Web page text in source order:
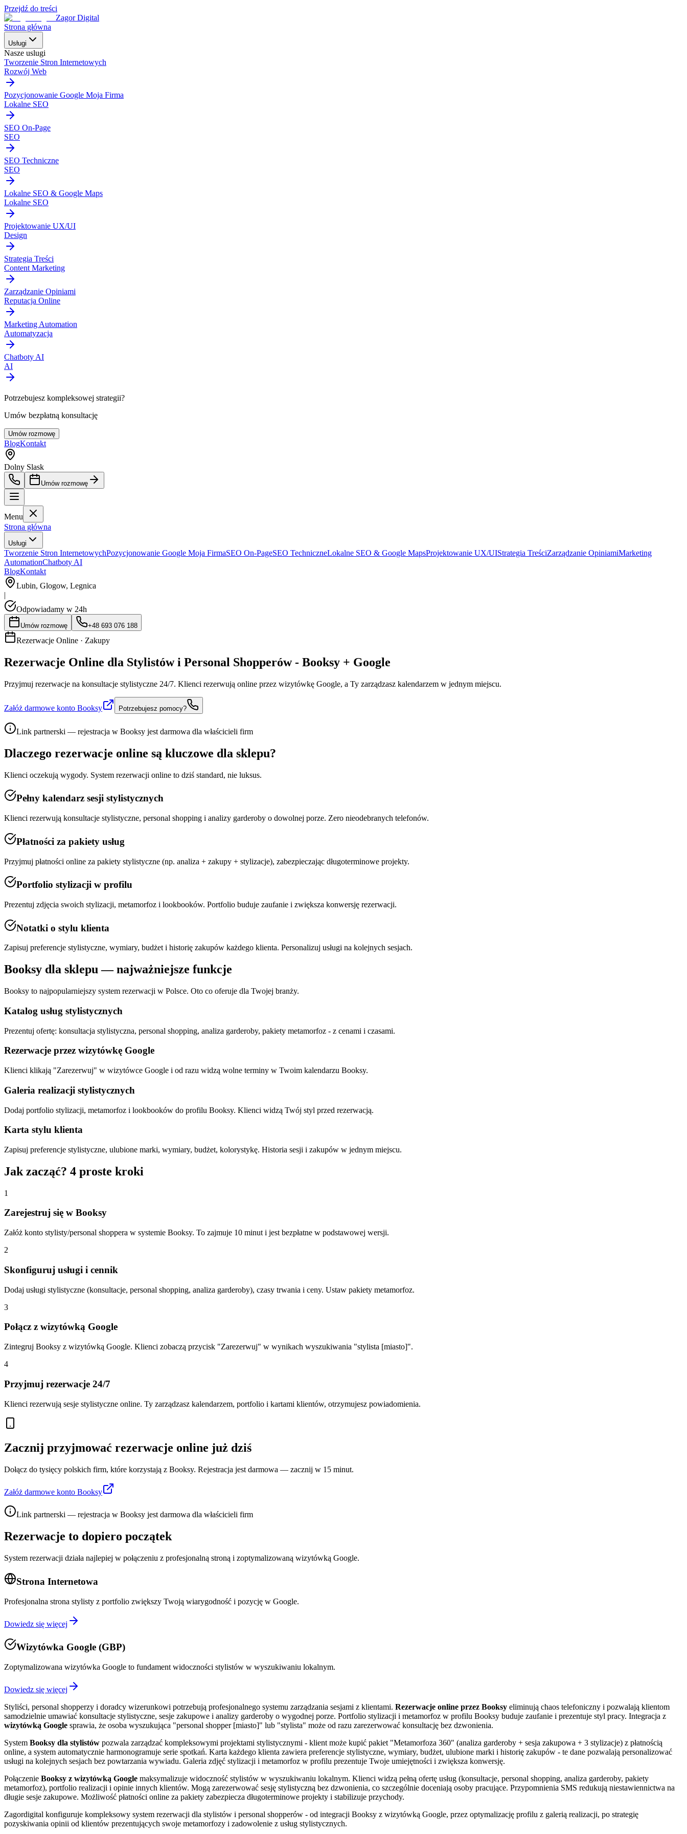
Przejdź do treści
Zagor Digital
Strona główna
Usługi
Nasze uslugi
Tworzenie Stron Internetowych
Rozwój Web
Pozycjonowanie Google Moja Firma
Lokalne SEO
SEO On-Page
SEO
SEO Techniczne
SEO
Lokalne SEO & Google Maps
Lokalne SEO
Projektowanie UX/UI
Design
Strategia Treści
Content Marketing
Zarządzanie Opiniami
Reputacja Online
Marketing Automation
Automatyzacja
Chatboty AI
AI
Potrzebujesz kompleksowej strategii?
Umów bezpłatną konsultację
Umów rozmowę
BlogKontakt
Dolny Slask
Umów rozmowę
Menu
Strona główna
Usługi
Tworzenie Stron InternetowychPozycjonowanie Google Moja FirmaSEO On-PageSEO TechniczneLokalne SEO & Google MapsProjektowanie UX/UIStrategia TreściZarządzanie OpiniamiMarketing
AutomationChatboty AI
BlogKontakt
Lubin, Glogow, Legnica
|
Odpowiadamy w 24h
Umów rozmowę +48 693 076 188
Rezerwacje Online · Zakupy
Rezerwacje Online dla Stylistów i Personal Shopperów - Booksy + Google
Przyjmuj rezerwacje na konsultacje stylistyczne 24/7. Klienci rezerwują online przez wizytówkę Google, a Ty zarządzasz kalendarzem w jednym miejscu.
Załóż darmowe konto Booksy Potrzebujesz pomocy?
Link partnerski — rejestracja w Booksy jest darmowa dla właścicieli firm
Dlaczego rezerwacje online są kluczowe dla sklepu?
Klienci oczekują wygody. System rezerwacji online to dziś standard, nie luksus.
Pełny kalendarz sesji stylistycznych
Klienci rezerwują konsultacje stylistyczne, personal shopping i analizy garderoby o dowolnej porze. Zero nieodebranych telefonów.
Płatności za pakiety usług
Przyjmuj płatności online za pakiety stylistyczne (np. analiza + zakupy + stylizacje), zabezpieczając długoterminowe projekty.
Portfolio stylizacji w profilu
Prezentuj zdjęcia swoich stylizacji, metamorfoz i lookbooków. Portfolio buduje zaufanie i zwiększa konwersję rezerwacji.
Notatki o stylu klienta
Zapisuj preferencje stylistyczne, wymiary, budżet i historię zakupów każdego klienta. Personalizuj usługi na kolejnych sesjach.
Booksy dla sklepu— najważniejsze funkcje
Booksy to najpopularniejszy system rezerwacji w Polsce. Oto co oferuje dla Twojej branży.
Katalog usług stylistycznych
Prezentuj ofertę: konsultacja stylistyczna, personal shopping, analiza garderoby, pakiety metamorfoz - z cenami i czasami.
Rezerwacje przez wizytówkę Google
Klienci klikają "Zarezerwuj" w wizytówce Google i od razu widzą wolne terminy w Twoim kalendarzu Booksy.
Galeria realizacji stylistycznych
Dodaj portfolio stylizacji, metamorfoz i lookbooków do profilu Booksy. Klienci widzą Twój styl przed rezerwacją.
Karta stylu klienta
Zapisuj preferencje stylistyczne, ulubione marki, wymiary, budżet, kolorystykę. Historia sesji i zakupów w jednym miejscu.
Jak zacząć? 4 proste kroki
1
Zarejestruj się w Booksy
Załóż konto stylisty/personal shoppera w systemie Booksy. To zajmuje 10 minut i jest bezpłatne w podstawowej wersji.
2
Skonfiguruj usługi i cennik
Dodaj usługi stylistyczne (konsultacje, personal shopping, analiza garderoby), czasy trwania i ceny. Ustaw pakiety metamorfoz.
3
Połącz z wizytówką Google
Zintegruj Booksy z wizytówką Google. Klienci zobaczą przycisk "Zarezerwuj" w wynikach wyszukiwania "stylista [miasto]".
4
Przyjmuj rezerwacje 24/7
Klienci rezerwują sesje stylistyczne online. Ty zarządzasz kalendarzem, portfolio i kartami klientów, otrzymujesz powiadomienia.
Zacznij przyjmować rezerwacje online już dziś
Dołącz do tysięcy polskich firm, które korzystają z Booksy. Rejestracja jest darmowa — zacznij w 15 minut.
Załóż darmowe konto Booksy
Link partnerski — rejestracja w Booksy jest darmowa dla właścicieli firm
Rezerwacje to dopiero początek
System rezerwacji działa najlepiej w połączeniu z profesjonalną stroną i zoptymalizowaną wizytówką Google.
Strona Internetowa
Profesjonalna strona stylisty z portfolio zwiększy Twoją wiarygodność i pozycję w Google.
Dowiedz się więcej
Wizytówka Google (GBP)
Zoptymalizowana wizytówka Google to fundament widoczności stylistów w wyszukiwaniu lokalnym.
Dowiedz się więcej
Styliści, personal shopperzy i doradcy wizerunkowi potrzebują profesjonalnego systemu zarządzania sesjami z klientami. Rezerwacje online przez Booksy eliminują chaos telefoniczny i pozwalają klientom
samodzielnie umawiać konsultacje stylistyczne, sesje zakupowe i analizy garderoby o wygodnej porze. Portfolio stylizacji i metamorfoz w profilu Booksy buduje zaufanie i prezentuje styl pracy. Integracja z
wizytówką Google sprawia, że osoba wyszukująca "personal shopper [miasto]" lub "stylista" może od razu zarezerwować konsultację bez dzwonienia.
System Booksy dla stylistów pozwala zarządzać kompleksowymi projektami stylistycznymi - klient może kupić pakiet "Metamorfoza 360" (analiza garderoby + sesja zakupowa + 3 stylizacje) z płatnością
online, a system automatycznie harmonogramuje serie spotkań. Karta każdego klienta zawiera preferencje stylistyczne, wymiary, budżet, ulubione marki i historię zakupów - te dane pozwalają personalizować
usługi na kolejnych sesjach bez powtarzania wywiadu. Galeria zdjęć stylizacji i metamorfoz w profilu prezentuje Twoje umiejętności i zwiększa konwersję.
Połączenie Booksy z wizytówką Google maksymalizuje widoczność stylistów w wyszukiwaniu lokalnym. Klienci widzą pełną ofertę usług (konsultacje, personal shopping, analiza garderoby, pakiety
metamorfoz), portfolio realizacji i opinie innych klientów. Mogą zarezerwować sesję stylistyczną bez dzwonienia, co szczególnie doceniają osoby pracujące. Przypomnienia SMS redukują niestawiennictwa na
długie sesje zakupowe. Możliwość płatności online za pakiety zabezpiecza długoterminowe projekty i stabilizuje przychody.
Zagordigital konfiguruje kompleksowy system rezerwacji dla stylistów i personal shopperów - od integracji Booksy z wizytówką Google, przez optymalizację profilu z galerią realizacji, po strategię
pozyskiwania opinii od klientów prezentujących swoje metamorfozy i zadowolenie z usług stylistycznych.